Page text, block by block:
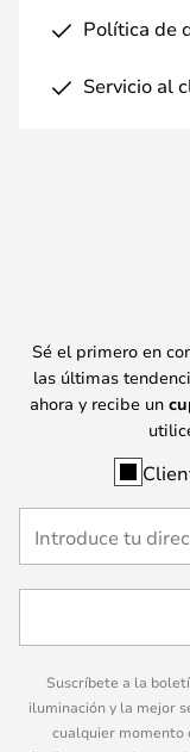
Política de
Servicio al
Sé el primero en
las últimas
ahora y recibe un
Suscríbete a la
iluminación y la mejor
cualquier momento